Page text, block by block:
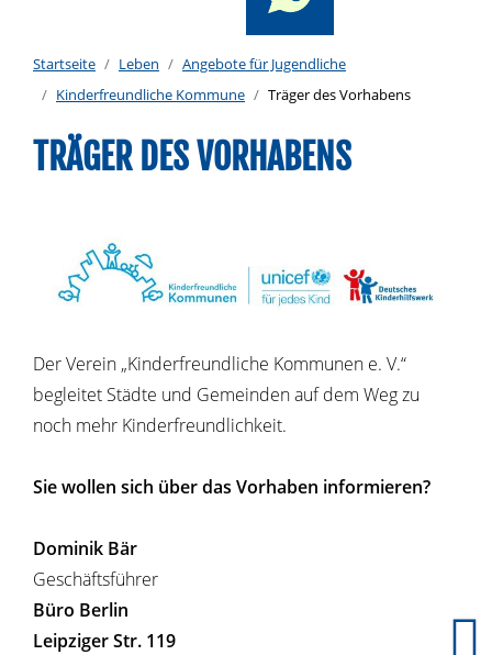
Startseite Leben
Angebote für Jugendliche
Kinderfreundliche Kommune
Träger des Vorhabens
TRÄGER DES VORHABENS
Der Verein „Kinderfreundliche Kommunen e. V.“
begleitet Städte und Gemeinden auf dem Weg zu
noch mehr Kinderfreundlichkeit.
Sie wollen sich über das Vorhaben informieren?
Dominik Bär
Geschäftsführer
Büro Berlin
Leipziger Str. 119